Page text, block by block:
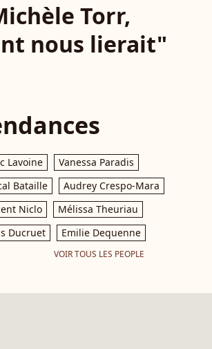
Torr,
nous lierait"
Lavoine
Vanessa Paradis
Bataille
Audrey Crespo-Mara
Niclo
Mélissa Theuriau
Ducruet
Emilie Dequenne
VOIR TOUS LES PEOPLE